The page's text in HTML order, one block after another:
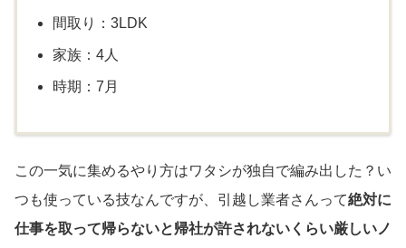
間取り：3LDK
家族：4人
時期：7月
この一気に集めるやり方はワタシが独自で編み出した？い
つも使っている技なんですが、引越し業者さんって絶対に
仕事を取って帰らないと帰社が許されないくらい厳しいノ